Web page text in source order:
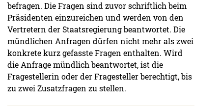
befragen. Die Fragen sind zuvor schriftlich beim
Präsidenten einzureichen und werden von den
Vertretern der Staatsregierung beantwortet. Die
mündlichen Anfragen dürfen nicht mehr als zwei
konkrete kurz gefasste Fragen enthalten. Wird
die Anfrage mündlich beantwortet, ist die
Fragestellerin oder der Fragesteller berechtigt, bis
zu zwei Zusatzfragen zu stellen.